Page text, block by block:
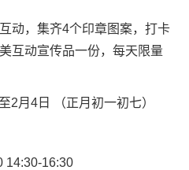
，集齐4个印章图案，打卡
互动宣传品一份，每天限量
4日 （正月初一初七）
16:30